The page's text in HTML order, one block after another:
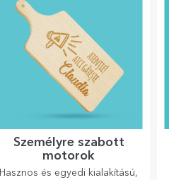
Személyre szabott
motorok
Hasznos és egyedi kialakítású,